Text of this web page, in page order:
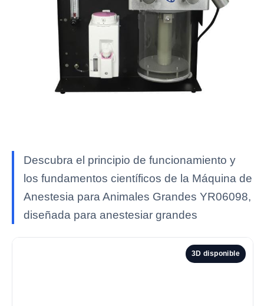
Descubra el principio de funcionamiento y
los fundamentos científicos de la Máquina de
Anestesia para Animales Grandes YR06098,
diseñada para anestesiar grandes
3D disponible